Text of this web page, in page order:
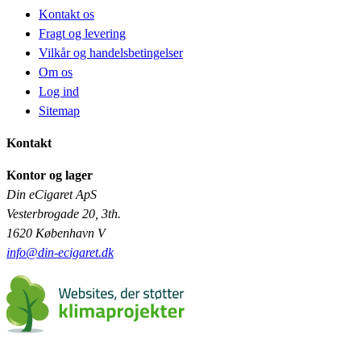
Kontakt os
Fragt og levering
Vilkår og handelsbetingelser
Om os
Log ind
Sitemap
Kontakt
Kontor og lager
Din eCigaret ApS
Vesterbrogade 20, 3th.
1620 København V
info@din-ecigaret.dk